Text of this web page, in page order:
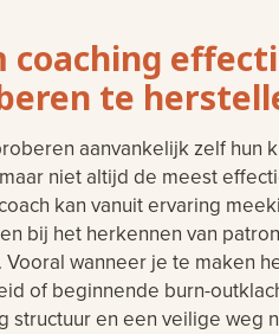
coaching
te
aanvankelijk zelf hun
niet altijd de meest
kan vanuit ervaring
bij het herkennen van
wanneer je te maken
of beginnende burn-
structuur en een veilige weg